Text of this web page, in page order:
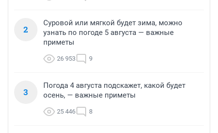
2
Суровой или мягкой будет зима, можно
узнать по погоде 5 августа — важные
приметы
26 953 9
3
Погода 4 августа подскажет, какой будет
осень, — важные приметы
25 446 8